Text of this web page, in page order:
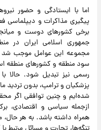
اما با ایستادگی و حضور
پیگیری مذاکرات و
برخی کشورهای دوست و
جمهوری اسلامی ایران در
مجموعه این عوامل موجب شد‌
سود منطقه و کشورهای منطقه
رسمی نیز تبدیل شود. حالا
پزشکیان و ترامپ، بدون تردید‌
شده‌ایم و چنین توافقی اگر
از‌جمله سیاسی و اقتصادی،
همراه داشته باشد. به هر